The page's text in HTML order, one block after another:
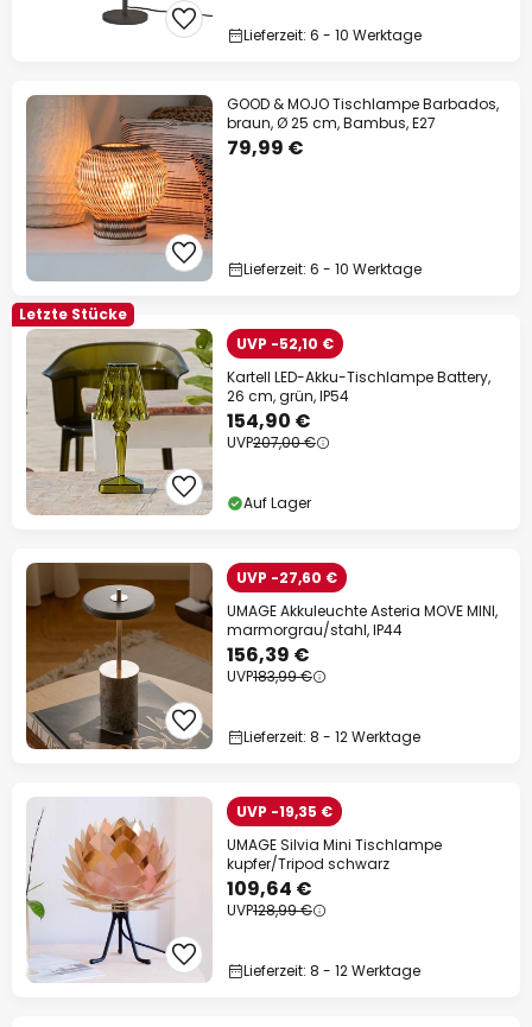
Lieferzeit: 6 - 10 Werktage
GOOD & MOJO Tischlampe Barbados,
braun, Ø 25 cm, Bambus, E27
79,99 €
Lieferzeit: 6 - 10 Werktage
Letzte Stücke
UVP -52,10 €
Kartell LED-Akku-Tischlampe Battery,
26 cm, grün, IP54
154,90 €
UVP207,00 €
Auf Lager
UVP -27,60 €
UMAGE Akkuleuchte Asteria MOVE MINI,
marmorgrau/stahl, IP44
156,39 €
UVP183,99 €
Lieferzeit: 8 - 12 Werktage
UVP -19,35 €
UMAGE Silvia Mini Tischlampe
kupfer/Tripod schwarz
109,64 €
UVP128,99 €
Lieferzeit: 8 - 12 Werktage